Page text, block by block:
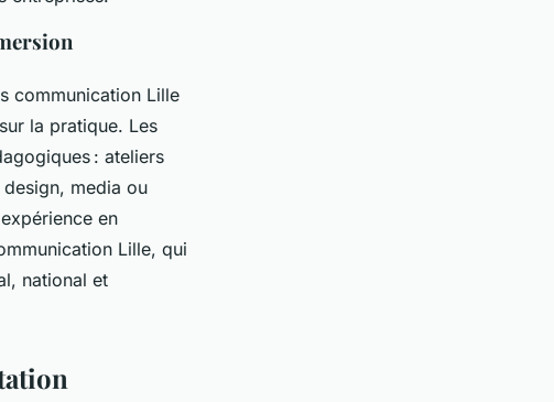
communication Lille
la pratique. Les
: ateliers
media ou
en
Lille, qui
national et